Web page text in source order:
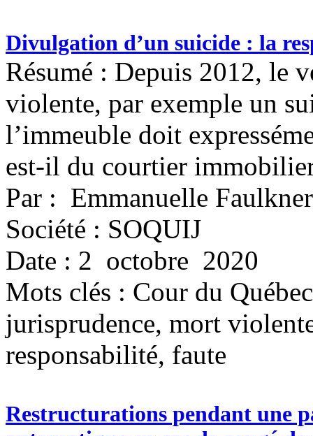
Divulgation d’un suicide : la
Résumé : Depuis 2012, le
violente, par exemple un
l’immeuble doit
est-il du courtier
Par : Emmanuelle Faulkner
Société : SOQUIJ
Date : 2 octobre 2020
Mots clés : Cour du
jurisprudence, mort
responsabilité, faute
Restructurations pendant une